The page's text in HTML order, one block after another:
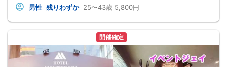
男性 残りわずか 25〜43歳 5,800円
開催確定